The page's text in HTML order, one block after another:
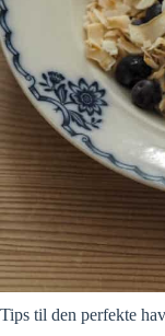
Tips til den perfekte